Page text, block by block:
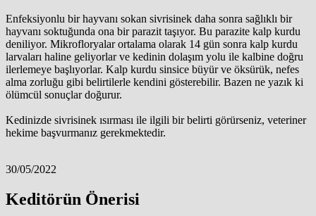
Enfeksiyonlu bir hayvanı sokan sivrisinek daha sonra sağlıklı bir
hayvanı soktuğunda ona bir parazit taşıyor. Bu parazite kalp kurdu
deniliyor. Mikrofloryalar ortalama olarak 14 gün sonra kalp kurdu
larvaları haline geliyorlar ve kedinin dolaşım yolu ile kalbine doğru
ilerlemeye başlıyorlar. Kalp kurdu sinsice büyür ve öksürük, nefes
alma zorluğu gibi belirtilerle kendini gösterebilir. Bazen ne yazık ki
ölümcül sonuçlar doğurur.
Kedinizde sivrisinek ısırması ile ilgili bir belirti görürseniz, veteriner
hekime başvurmanız gerekmektedir.
30/05/2022
Keditörün Önerisi